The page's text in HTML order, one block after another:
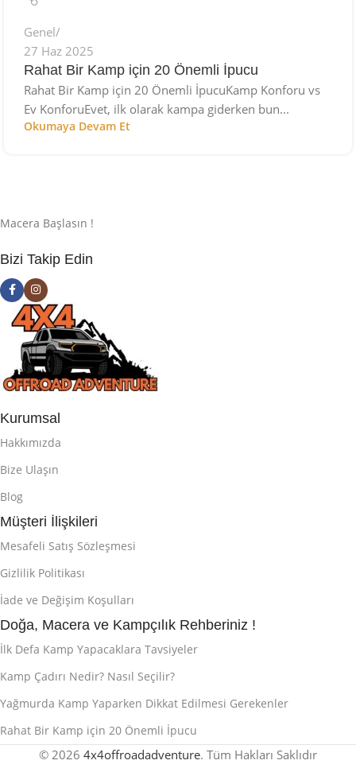
Genel
27 Haz 2025
Rahat Bir Kamp için 20 Önemli İpucu
Rahat Bir Kamp için 20 Önemli İpucuKamp Konforu vs
Ev KonforuEvet, ilk olarak kampa giderken bun...
Okumaya Devam Et
Macera Başlasın !
Bizi Takip Edin
Kurumsal
Hakkımızda
Bize Ulaşın
Blog
Müşteri İlişkileri
Mesafeli Satış Sözleşmesi
Gizlilik Politikası
İade ve Değişim Koşulları
Doğa, Macera ve Kampçılık Rehberiniz !
İlk Defa Kamp Yapacaklara Tavsiyeler
Kamp Çadırı Nedir? Nasıl Seçilir?
Yağmurda Kamp Yaparken Dikkat Edilmesi Gerekenler
Rahat Bir Kamp için 20 Önemli İpucu
© 2026 4x4offroadadventure. Tüm Hakları Saklıdır